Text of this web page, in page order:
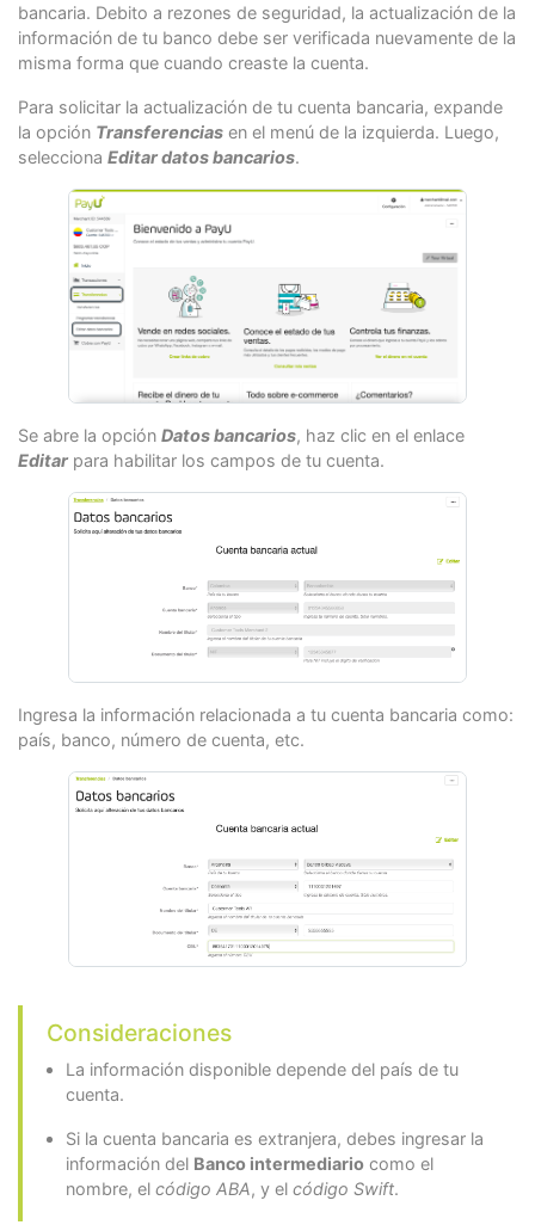
bancaria. Debito a rezones de seguridad, la actualización de la
información de tu banco debe ser verificada nuevamente de la
misma forma que cuando creaste la cuenta.
Para solicitar la actualización de tu cuenta bancaria, expande
la opción Transferencias en el menú de la izquierda. Luego,
selecciona Editar datos bancarios.
Se abre la opción Datos bancarios, haz clic en el enlace
Editar para habilitar los campos de tu cuenta.
Ingresa la información relacionada a tu cuenta bancaria como:
país, banco, número de cuenta, etc.
Consideraciones
La información disponible depende del país de tu
cuenta.
Si la cuenta bancaria es extranjera, debes ingresar la
información del Banco intermediario como el
nombre, el código ABA, y el código Swift.